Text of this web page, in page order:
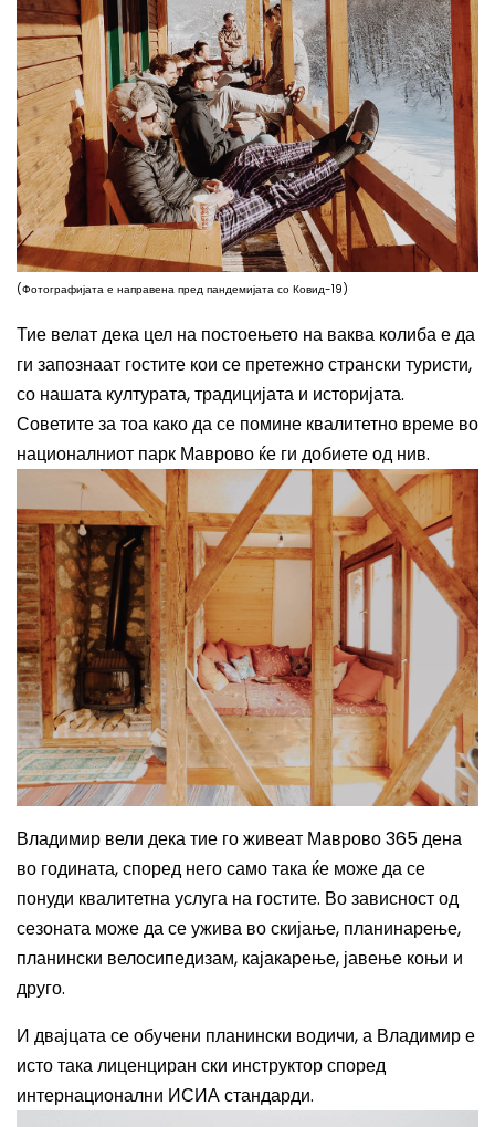
(Фотографијата е направена пред пандемијата со Ковид-19)
Тие велат дека цел на постоењето на ваква колиба е да
ги запознаат гостите кои се претежно странски туристи,
со нашата културата, традицијата и историјата.
Советите за тоа како да се помине квалитетно време во
националниот парк Маврово ќе ги добиете од нив.
Владимир вели дека тие го живеат Маврово 365 дена
во годината, според него само така ќе може да се
понуди квалитетна услуга на гостите. Во зависност од
сезоната може да се ужива во скијање, планинарење,
планински велосипедизам, кајакарење, јавење коњи и
друго.
И двајцата се обучени планински водичи, а Владимир е
исто така лиценциран ски инструктор според
интернационални ИСИА стандарди.